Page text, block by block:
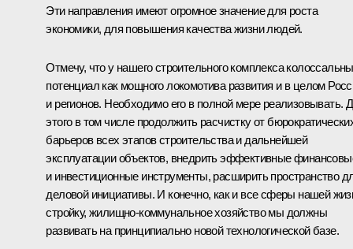
Эти направления имеют огромное значение для роста
экономики, для повышения качества жизни людей.
Отмечу, что у нашего строительного комплекса
потенциал как мощного локомотива развития и в целом
и регионов. Необходимо его в полной мере реализовывать.
этого в том числе продолжить расчистку от
барьеров всех этапов строительства и дальнейшей
эксплуатации объектов, внедрить эффективные
и инвестиционные инструменты, расширить пространство
деловой инициативы. И конечно, как и все сферы нашей
стройку, жилищно-коммунальное хозяйство мы должны
развивать на принципиально новой технологической базе.